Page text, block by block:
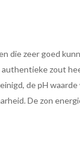
die zeer goed
zout
de pH
De zon